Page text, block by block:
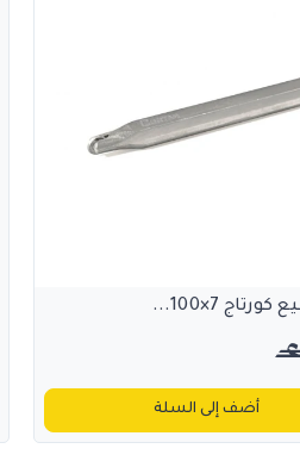
7×100...
أضف إلى السلة